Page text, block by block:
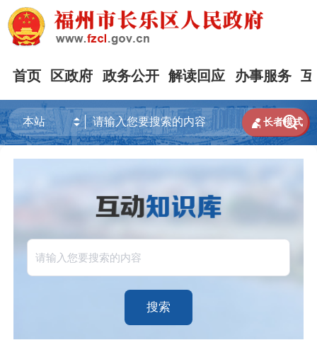
首页 区政府 政务公开 解读回应 办事服务

 长者模式
搜索